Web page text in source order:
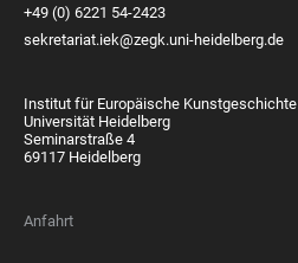
+49 (0) 6221 54-2423
sekretariat.iek@zegk.uni-heidelberg.de
Institut für Europäische Kunstgeschichte
Universität Heidelberg
Seminarstraße 4
69117 Heidelberg
Anfahrt